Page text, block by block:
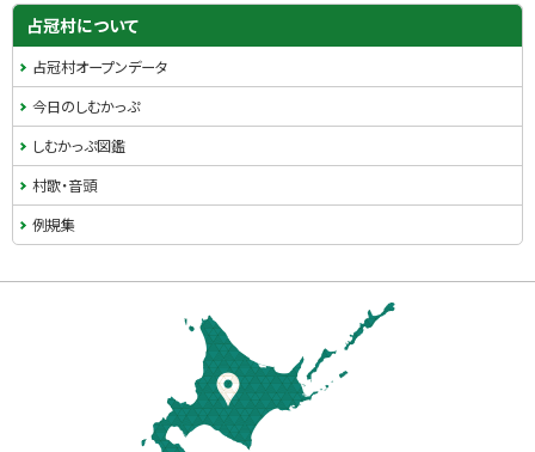
プ
に
戻
る
サ
イ
ド
・
メ
ニ
占冠村について
占冠村オープンデータ
今日のしむかっぷ
しむかっぷ図鑑
村歌・音頭
例規集